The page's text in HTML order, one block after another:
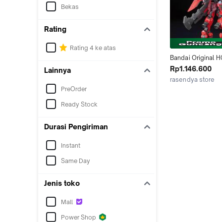
Bekas
Rating
Rating 4 ke atas
Lainnya
PreOrder
Ready Stock
Durasi Pengiriman
Instant
Same Day
Jenis toko
Mall
Power Shop
Bandai Original
1/144 GUNDAM
Anime GUNDAM
ORIGIN Action
Rp1.146.600
rasendya store